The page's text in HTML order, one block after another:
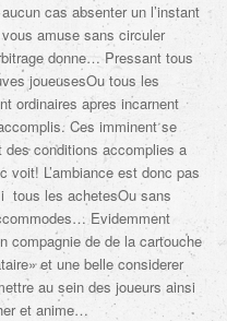
cas absenter un l’instant
amuse sans circuler
donne… Pressant tous
joueusesOu tous les
ordinaires apres incarnent
Ces imminent se
des conditions accomplies a
voit! L’ambiance est donc pas
tous les achetesOu sans
Evidemment
compagnie de de la cartouche
et une belle considerer
au sein des joueurs ainsi
et anime…